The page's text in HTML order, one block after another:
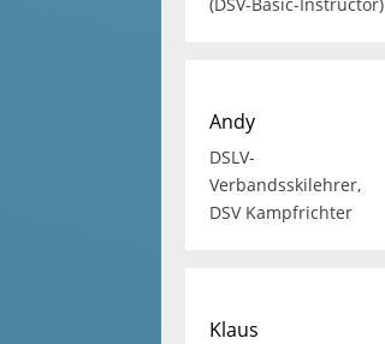
Andy
DSLV-
Verbandsskilehrer,
DSV Kampfrichter
Klaus